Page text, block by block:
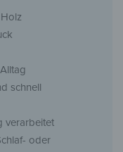
schnell
verarbeitet
oder